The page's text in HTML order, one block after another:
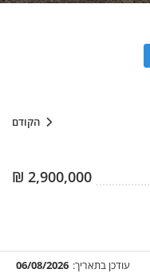
הקודם
2,900,000
₪
עודכן בתאריך: 06/08/2026